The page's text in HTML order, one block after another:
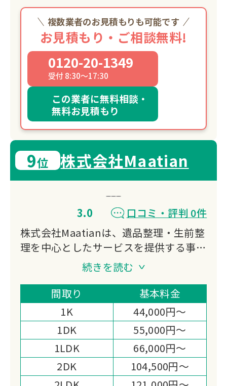
複数業者のお見積もりも可能です
お見積もり・ご相談無料!
0120-20-1349
受付 8:30～17:30
この業者に無料相談・
無料お見積もり
9位 株式会社Maatian
3.0
口コミ・評判 0件
株式会社Maatianは、遺品整理・生前整
理を中心としたサービスを提供する事業
者です。お客様一人ひとりの状況に寄り
添いながら、丁寧な対応を心がけていま
す。故人の想いを大切にしながら、ご遺
族の負担を軽減するサポートを行ってい
ます。
続きを読む
間取り
基本料金
1K
44,000円～
1DK
55,000円～
1LDK
66,000円～
2DK
104,500円～